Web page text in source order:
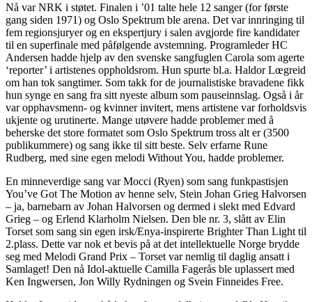
Nå var NRK i støtet. Finalen i ’01 talte hele 12 sanger (for første
gang siden 1971) og Oslo Spektrum ble arena. Det var innringing til
fem regionsjuryer og en ekspertjury i salen avgjorde fire kandidater
til en superfinale med påfølgende avstemning. Programleder HC
Andersen hadde hjelp av den svenske sangfuglen Carola som agerte
‘reporter’ i artistenes oppholdsrom. Hun spurte bl.a. Haldor Lœgreid
om han tok sangtimer. Som takk for de journalistiske bravadene fikk
hun synge en sang fra sitt nyeste album som pauseinnslag. Også i år
var opphavsmenn- og kvinner invitert, mens artistene var forholdsvis
ukjente og urutinerte. Mange utøvere hadde problemer med å
beherske det store formatet som Oslo Spektrum tross alt er (3500
publikummere) og sang ikke til sitt beste. Selv erfarne Rune
Rudberg, med sine egen melodi Without You, hadde problemer.
En minneverdige sang var Mocci (Ryen) som sang funkpastisjen
You’ve Got The Motion av henne selv, Stein Johan Grieg Halvorsen
– ja, barnebarn av Johan Halvorsen og dermed i slekt med Edvard
Grieg – og Erlend Klarholm Nielsen. Den ble nr. 3, slått av Elin
Torset som sang sin egen irsk/Enya-inspirerte Brighter Than Light til
2.plass. Dette var nok et bevis på at det intellektuelle Norge brydde
seg med Melodi Grand Prix – Torset var nemlig til daglig ansatt i
Samlaget! Den nå Idol-aktuelle Camilla Fagerås ble uplassert med
Ken Ingwersen, Jon Willy Rydningen og Svein Finneides Free.